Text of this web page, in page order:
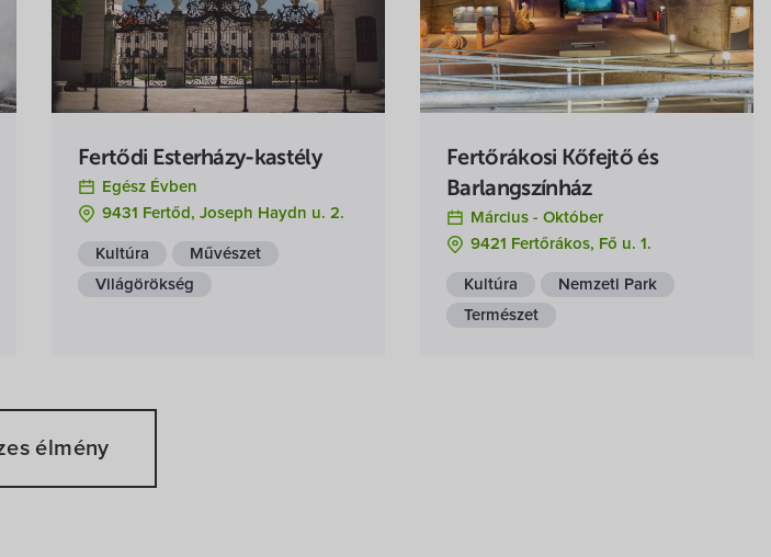
Fertődi Esterházy-kastély
Egész Évben
9431 Fertőd, Joseph Haydn u. 2.
Kultúra
Művészet
Világörökség
Fertőrákosi Kőfejtő és
Barlangszínház
Március - Október
9421 Fertőrákos, Fő u. 1.
Kultúra
Nemzeti Park
Természet
élmény